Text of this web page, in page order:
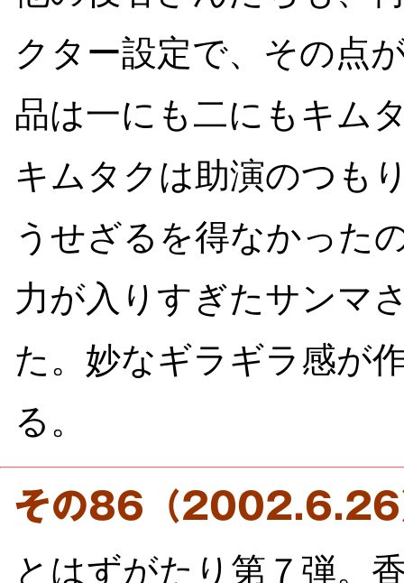
クター設定で、その点
品は一にも二にもキム
キムタクは助演のつも
うせざるを得なかった
力が入りすぎたサンマ
た。妙なギラギラ感が
る。
その86（2002.6.26
とはずがたり第７弾。